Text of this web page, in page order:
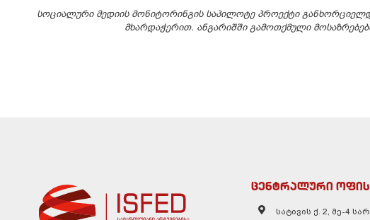
სოციალური მედიის მონიტორინგის საპილოტე პროექტი
მხარდაჭერით. ანგარიშში გამოთქმული
ცენტრალური
სატივის ქ. 2, მე-4